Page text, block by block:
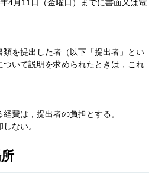
4月11日（金曜日）までに書面又は電
類を提出した者（以下「提出者」とい
ついて説明を求められたときは，これ
費は，提出者の負担とする。
ない。